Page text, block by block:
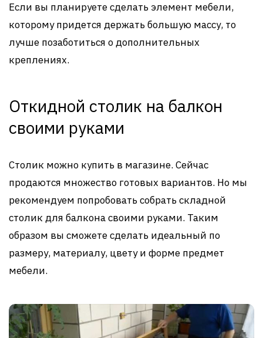
Если вы планируете сделать элемент мебели,
которому придется держать большую массу, то
лучше позаботиться о дополнительных
креплениях.
Откидной столик на балкон
своими руками
Столик можно купить в магазине. Сейчас
продаются множество готовых вариантов. Но мы
рекомендуем попробовать собрать складной
столик для балкона своими руками. Таким
образом вы сможете сделать идеальный по
размеру, материалу, цвету и форме предмет
мебели.